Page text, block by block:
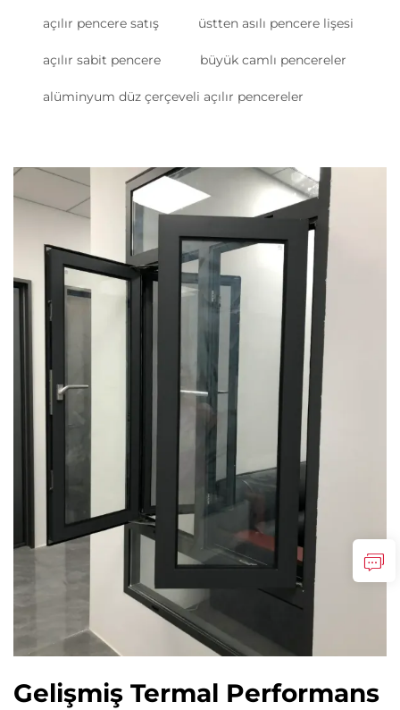
açılır pencere satış üstten asılı pencere lişesi
açılır sabit pencere büyük camlı pencereler
alüminyum düz çerçeveli açılır pencereler
Gelişmiş Termal Performans